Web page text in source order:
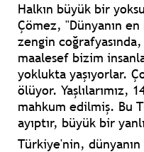
Halkın büyük bir
Çömez, "Dünyanın
zengin
maalesef bizim
yoklukta yaşıyorlar.
ölüyor. Yaşlılarımız,
mahkum edilmiş. Bu
ayıptır, büyük bir
Türkiye'nin, dünyanın